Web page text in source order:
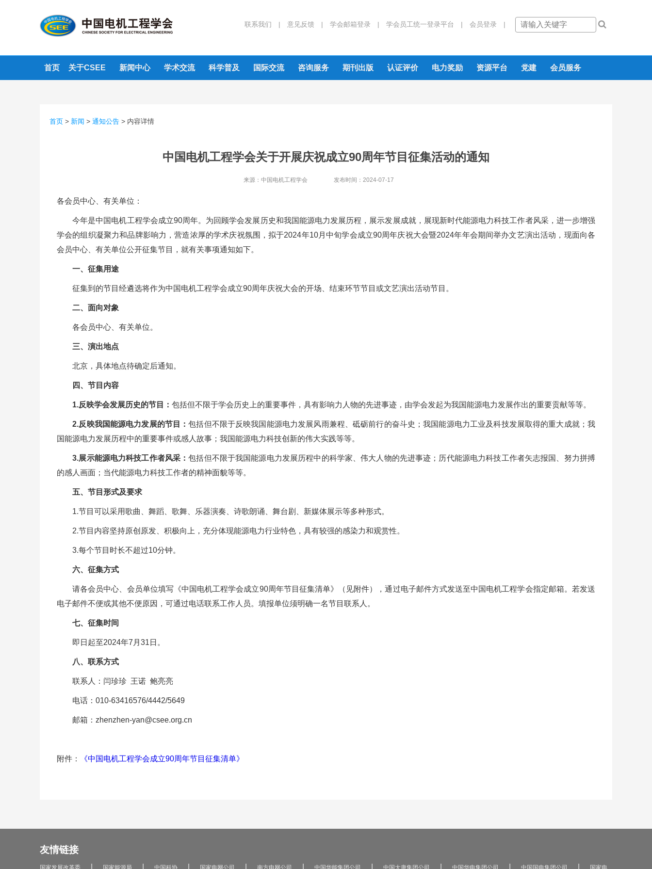
会员登录 |
学会员工统一登录平台 |
学会邮箱登录 |
意见反馈 |
联系我们 |
首页 关于CSEE 新闻中心 学术交流 科学普及 国际交流 咨询服务 期刊出版 认证评价 电力奖励 资源平台 党建 会员服务
首页 > 新闻 > 通知公告 > 内容详情
中国电机工程学会关于开展庆祝成立90周年节目征集活动的通知
来源： 中国电机工程学会 发布时间： 2024-07-17
各会员中心、有关单位：
今年是中国电机工程学会成立90周年。为回顾学会发展历史和我国能源电力发展历程，展示发展成就，展现新时代能源电力科技工作者风采，进一步增强
学会的组织凝聚力和品牌影响力，营造浓厚的学术庆祝氛围，拟于2024年10月中旬学会成立90周年庆祝大会暨2024年年会期间举办文艺演出活动，现面向各
会员中心、有关单位公开征集节目，就有关事项通知如下。
一、征集用途
征集到的节目经遴选将作为中国电机工程学会成立90周年庆祝大会的开场、结束环节节目或文艺演出活动节目。
二、面向对象
各会员中心、有关单位。
三、演出地点
北京，具体地点待确定后通知。
四、节目内容
1.反映学会发展历史的节目： 包括但不限于学会历史上的重要事件，具有影响力人物的先进事迹，由学会发起为我国能源电力发展作出的重要贡献等等。
2.反映我国能源电力发展的节目：包括但不限于反映我国能源电力发展风雨兼程、砥砺前行的奋斗史；我国能源电力工业及科技发展取得的重大成就；我
国能源电力发展历程中的重要事件或感人故事；我国能源电力科技创新的伟大实践等等。
3.展示能源电力科技工作者风采：包括但不限于我国能源电力发展历程中的科学家、伟大人物的先进事迹；历代能源电力科技工作者矢志报国、努力拼搏
的感人画面；当代能源电力科技工作者的精神面貌等等。
五、节目形式及要求
1.节目可以采用歌曲、舞蹈、歌舞、乐器演奏、诗歌朗诵、舞台剧、新媒体展示等多种形式。
2.节目内容坚持原创原发、积极向上，充分体现能源电力行业特色，具有较强的感染力和观赏性。
3.每个节目时长不超过10分钟。
六、征集方式
请各会员中心、会员单位填写《中国电机工程学会成立90周年节目征集清单》（见附件），通过电子邮件方式发送至中国电机工程学会指定邮箱。若发送
电子邮件不便或其他不便原因，可通过电话联系工作人员。填报单位须明确一名节目联系人。
七、征集时间
即日起至2024年7月31日。
八、联系方式
联系人：闫珍珍 王诺 鲍亮亮
电话：010-63416576/4442/5649
邮箱：zhenzhen-yan@csee.org.cn
附件： 《中国电机工程学会成立90周年节目征集清单》
友情链接
国家发展改革委 国家能源局 中国科协 国家电网公司 南方电网公司 中国华能集团公司 中国大唐集团公司 中国华电集团公司 中国国电集团公司 国家电